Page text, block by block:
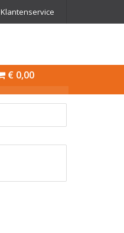
Klantenservice
€ 0,00